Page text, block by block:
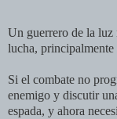
Un guerrero de la luz
lucha, principalmente
Si el combate no
enemigo y discutir
espada, y ahora